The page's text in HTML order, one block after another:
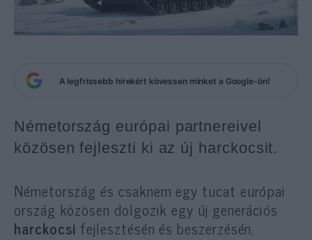
A legfrissebb hírekért kövessen minket a Google-ön!
Németország európai partnereivel
közösen fejleszti ki az új harckocsit.
Németország és csaknem egy tucat európai
ország közösen dolgozik egy új generációs
harckocsi fejlesztésén és beszerzésén,